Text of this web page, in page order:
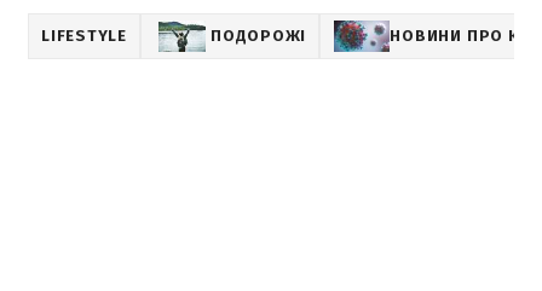
LIFESTYLE ПОДОРОЖІ НОВИНИ ПРО